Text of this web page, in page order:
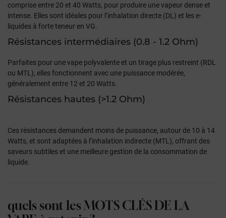
comprise entre 20 et 40 Watts, pour produire une vapeur dense et
intense. Elles sont idéales pour l’inhalation directe (DL) et les e-
liquides à forte teneur en VG.
Résistances intermédiaires (0.8 - 1.2 Ohm)
Parfaites pour une vape polyvalente et un tirage plus restreint (RDL
ou MTL), elles fonctionnent avec une puissance modérée,
généralement entre 12 et 20 Watts.
Résistances hautes (>1.2 Ohm)
Ces résistances demandent moins de puissance, autour de 10 à 14
Watts, et sont adaptées à l’inhalation indirecte (MTL), offrant des
saveurs subtiles et une meilleure gestion de la consommation de
liquide.
quels sont les MOTS CLÉS DE LA